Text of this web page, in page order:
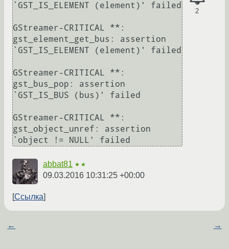
2
`GST_IS_ELEMENT (element)' failed
GStreamer-CRITICAL **:
gst_element_get_bus: assertion
`GST_IS_ELEMENT (element)' failed
GStreamer-CRITICAL **:
gst_bus_pop: assertion
`GST_IS_BUS (bus)' failed
GStreamer-CRITICAL **:
gst_object_unref: assertion
abbat81 ★★
09.03.2016 10:31:25 +00:00
Ссылка
← →